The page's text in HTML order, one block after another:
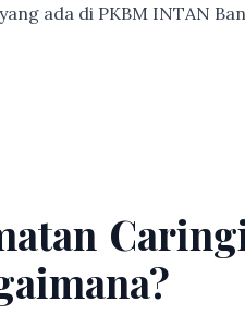
ada di PKBM INTAN